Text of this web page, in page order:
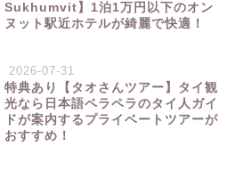
Sukhumvit】1泊1万円以下のオン
ヌット駅近ホテルが綺麗で快適！
2026-07-31
特典あり【タオさんツアー】タイ観
光なら日本語ペラペラのタイ人ガイ
ドが案内するプライベートツアーが
おすすめ！